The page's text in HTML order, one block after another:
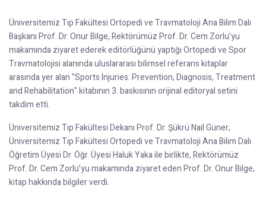
Üniversitemiz Tıp Fakültesi Ortopedi ve Travmatoloji Ana Bilim Dalı
Başkanı Prof. Dr. Onur Bilge, Rektörümüz Prof. Dr. Cem Zorlu’yu
makamında ziyaret ederek editörlüğünü yaptığı Ortopedi ve Spor
Travmatolojisi alanında uluslararası bilimsel referans kitaplar
arasında yer alan "Sports Injuries: Prevention, Diagnosis, Treatment
and Rehabilitation" kitabının 3. baskısının orijinal editoryal setini
takdim etti.
Üniversitemiz Tıp Fakültesi Dekanı Prof. Dr. Şükrü Nail Güner,
Üniversitemiz Tıp Fakültesi Ortopedi ve Travmatoloji Ana Bilim Dalı
Öğretim Üyesi Dr. Öğr. Üyesi Haluk Yaka ile birlikte, Rektörümüz
Prof. Dr. Cem Zorlu’yu makamında ziyaret eden Prof. Dr. Onur Bilge,
kitap hakkında bilgiler verdi.